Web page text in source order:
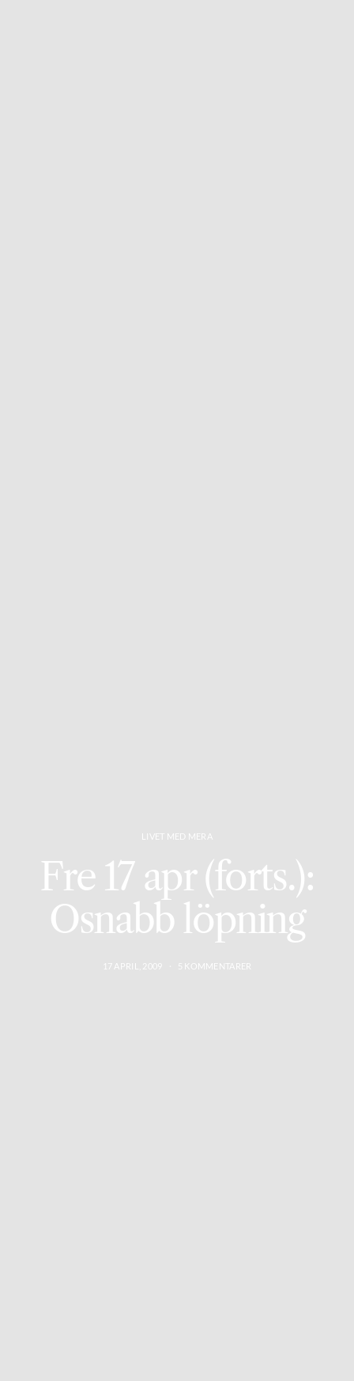
LIVET MED MERA
Fre 17 apr (forts.):
Osnabb löpning
17 APRIL, 2009 5 KOMMENTARER